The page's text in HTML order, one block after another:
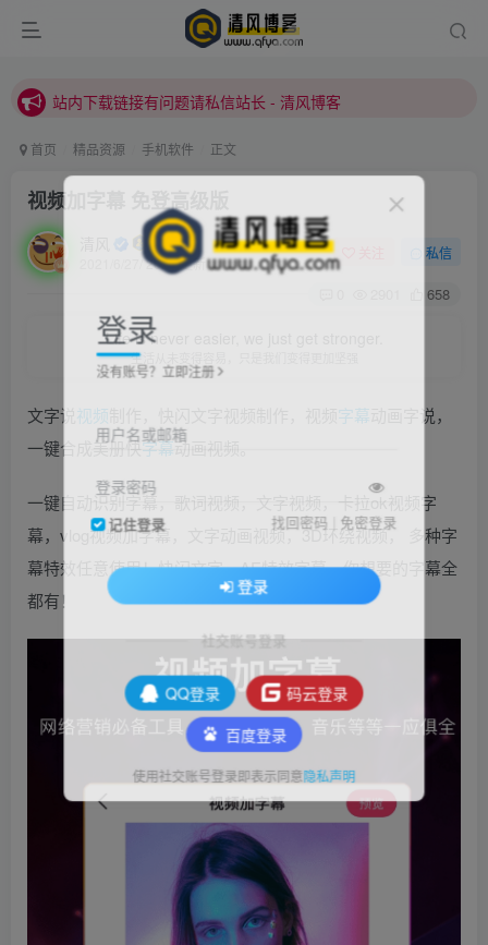
站内下载链接有问题请私信站长 - 清风博客
站内下载链接有问题请私信站长 - 清风博客
首页 精品资源 手机软件 正文
视频加字幕 免登高级版
2021/6/27/ 20:56更新
私信
658
Life is never easier, we just get stronger.
生活从未变得容易，只是我们变得更加坚强
文字说 视频 字幕 动画字说，
一键合成美册快字幕动画视频。
一键自动识别字幕，歌词视频，文字视频，卡拉ok视频字
幕，vlog视频加字幕，文字动画视频，3D环绕视频， 多种字
幕特效任意使用！快闪文字、AE特效字幕，你想要的字幕全
都有！
登录
没有账号？立即注册
用户名或邮箱
登录密码
记住登录 找回密码 免密登录
登录
社交账号登录
QQ登录
码云登录
百度登录
使用社交账号登录即表示同意隐私声明